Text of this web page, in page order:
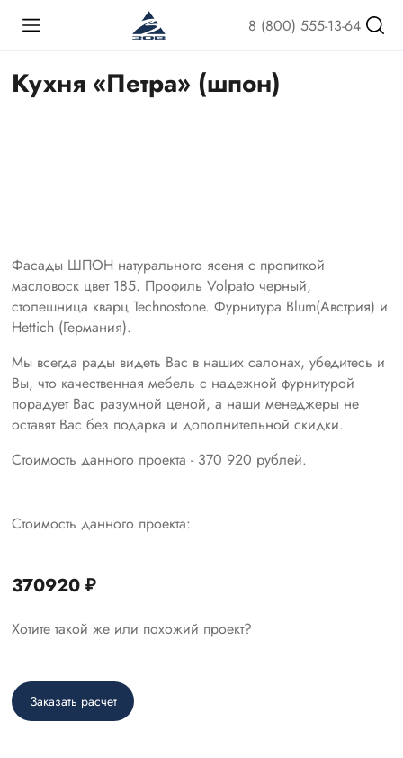
8 (800) 555-13-64
Кухня «Петра» (шпон)
Фасады ШПОН натурального ясеня с пропиткой
масловоск цвет 185. Профиль Volpato черный,
столешница кварц Technostone. Фурнитура Blum(Австрия) и
Hettich (Германия).
Мы всегда рады видеть Вас в наших салонах, убедитесь и
Вы, что качественная мебель с надежной фурнитурой
порадует Вас разумной ценой, а наши менеджеры не
оставят Вас без подарка и дополнительной скидки.
Стоимость данного проекта - 370 920 рублей.
Стоимость данного проекта:
370920 ₽
Хотите такой же или похожий проект?
Заказать расчет